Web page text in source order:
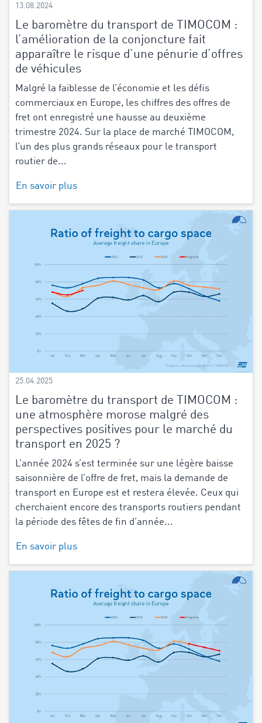
13.08.2024
Le baromètre du transport de TIMOCOM :
l’amélioration de la conjoncture fait
apparaître le risque d’une pénurie d’offres
de véhicules
Malgré la faiblesse de l’économie et les défis
commerciaux en Europe, les chiffres des offres de
fret ont enregistré une hausse au deuxième
trimestre 2024. Sur la place de marché TIMOCOM,
l’un des plus grands réseaux pour le transport
routier de...
En savoir plus
25.04.2025
Le baromètre du transport de TIMOCOM :
une atmosphère morose malgré des
perspectives positives pour le marché du
transport en 2025 ?
L’année 2024 s’est terminée sur une légère baisse
saisonnière de l’offre de fret, mais la demande de
transport en Europe est et restera élevée. Ceux qui
cherchaient encore des transports routiers pendant
la période des fêtes de fin d’année...
En savoir plus